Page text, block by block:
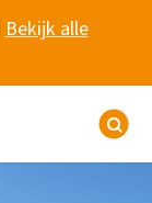
Bekijk alle